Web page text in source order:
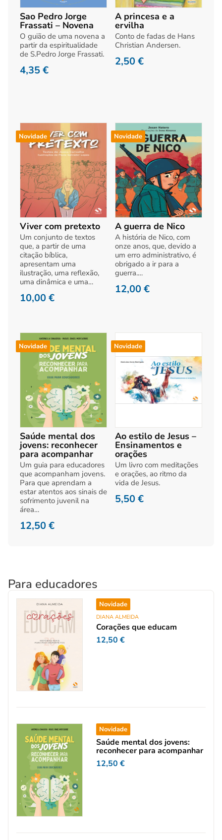
Sao Pedro Jorge
Frassati – Novena
O guião de uma novena a
partir da espiritualidade
de S.Pedro Jorge Frassati.
4,35€
A princesa e a
ervilha
Conto de fadas de Hans
Christian Andersen.
2,50€
Novidade
Viver com pretexto
Um conjunto de textos
que, a partir de uma
citação bíblica,
apresentam uma
ilustração, uma reflexão,
uma dinâmica e uma…
10,00€
Novidade
A guerra de Nico
A história de Nico, com
onze anos, que, devido a
um erro administrativo, é
obrigado a ir para a
guerra.…
12,00€
Novidade
Saúde mental dos
jovens: reconhecer
para acompanhar
Um guia para educadores
que acompanham jovens.
Para que aprendam a
estar atentos aos sinais de
sofrimento juvenil na
área…
12,50€
Novidade
Ao estilo de Jesus –
Ensinamentos e
orações
Um livro com meditações
e orações, ao ritmo da
vida de Jesus.
5,50€
Para educadores
Novidade
DIANA ALMEIDA
Corações que educam
12,50 €
Novidade
Saúde mental dos jovens:
reconhecer para acompanhar
12,50 €